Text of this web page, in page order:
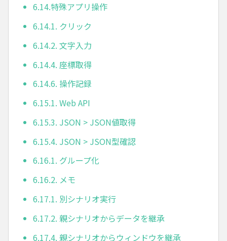
6.14.特殊アプリ操作
6.14.1. クリック
6.14.2. 文字入力
6.14.4. 座標取得
6.14.6. 操作記録
6.15.1. Web API
6.15.3. JSON > JSON値取得
6.15.4. JSON > JSON型確認
6.16.1. グループ化
6.16.2. メモ
6.17.1. 別シナリオ実行
6.17.2. 親シナリオからデータを継承
6.17.4. 親シナリオからウィンドウを継承